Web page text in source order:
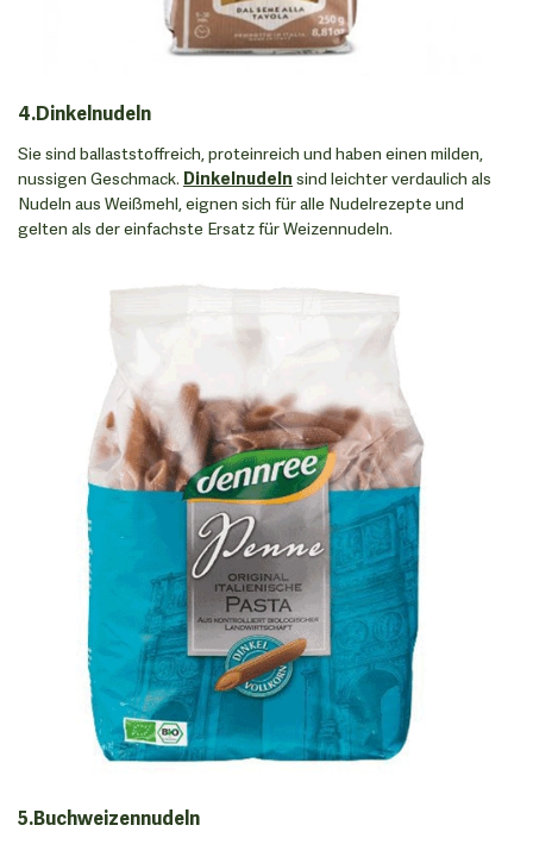
4.Dinkelnudeln
Sie sind ballaststoffreich, proteinreich und haben einen milden,
nussigen Geschmack. Dinkelnudeln sind leichter verdaulich als
Nudeln aus Weißmehl, eignen sich für alle Nudelrezepte und
gelten als der einfachste Ersatz für Weizennudeln.
5.Buchweizennudeln